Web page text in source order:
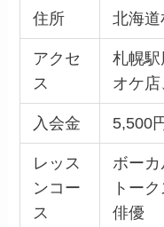
住所 北海
アクセ
ス
札幌駅
オケ店
入会金 5,500
レッス
ンコー
ス
ボーカ
トー
俳優